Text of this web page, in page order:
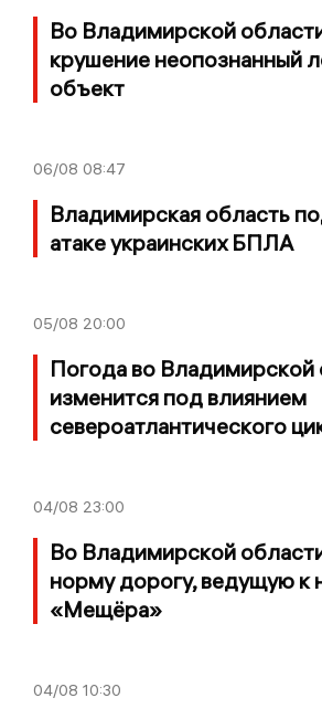
Во Владимирской
крушение неопознанный
объект
06/08 08:47
Владимирская область
атаке украинских БПЛА
05/08 20:00
Погода во Владимирской
изменится под влиянием
североатлантического
04/08 23:00
Во Владимирской
норму дорогу, ведущую к
«Мещёра»
04/08 10:30